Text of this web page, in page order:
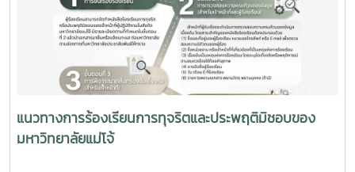
แนวทางการร้องเรียนการทุจริตและประพฤติมิชอบของ
มหาวิทยาลัยแม่โจ้